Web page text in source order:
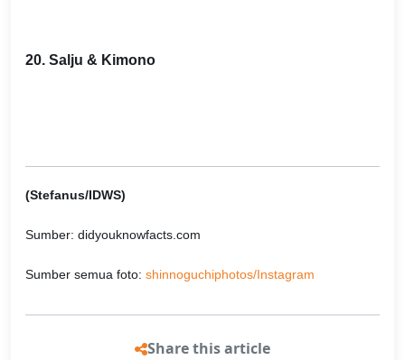
20. Salju & Kimono
(Stefanus/IDWS)
Sumber: didyouknowfacts.com
Sumber semua foto: shinnoguchiphotos/Instagram
Share this article